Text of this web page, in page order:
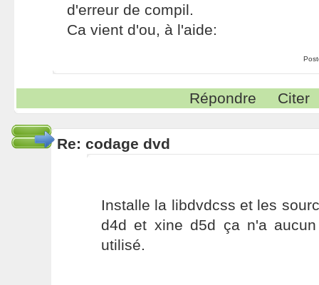
d'erreur de compil.
Ca vient d'ou, à l'aide:
Répondre Citer
Re: codage dvd
Installe la libdvdcss et les
d4d et xine d5d ça n'a
utilisé.